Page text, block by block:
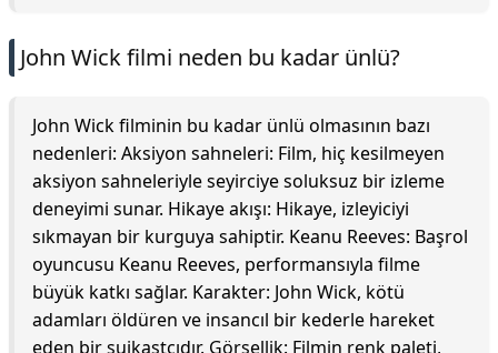
John Wick filmi neden bu kadar ünlü?
John Wick filminin bu kadar ünlü olmasının bazı
nedenleri: Aksiyon sahneleri: Film, hiç kesilmeyen
aksiyon sahneleriyle seyirciye soluksuz bir izleme
deneyimi sunar. Hikaye akışı: Hikaye, izleyiciyi
sıkmayan bir kurguya sahiptir. Keanu Reeves: Başrol
oyuncusu Keanu Reeves, performansıyla filme
büyük katkı sağlar. Karakter: John Wick, kötü
adamları öldüren ve insancıl bir kederle hareket
eden bir suikastçıdır. Görsellik: Filmin renk paleti,